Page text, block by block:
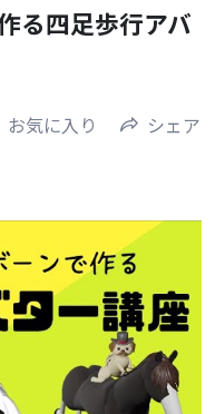
る四足歩行アバ
お気に入り シェア